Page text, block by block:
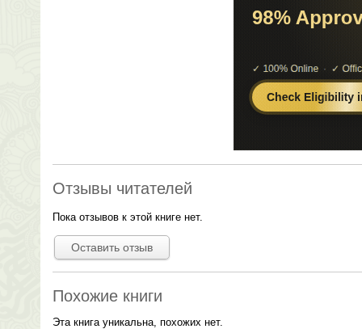
Отзывы читателей
Пока отзывов к этой книге нет.
Оставить отзыв
Похожие книги
Эта книга уникальна, похожих нет.